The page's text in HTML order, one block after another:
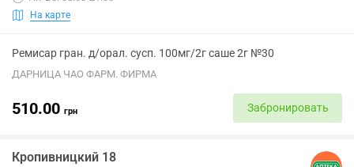
На карте
Ремисар гран. д/орал. сусп. 100мг/2г саше 2г №30
ДАРНИЦА ЧАО ФАРМ. ФИРМА
510.00 грн Забронировать
Кропивницкий 18